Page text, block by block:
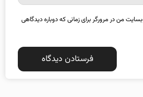
من در مرورگر برای زمانی که دوباره دیدگاهی